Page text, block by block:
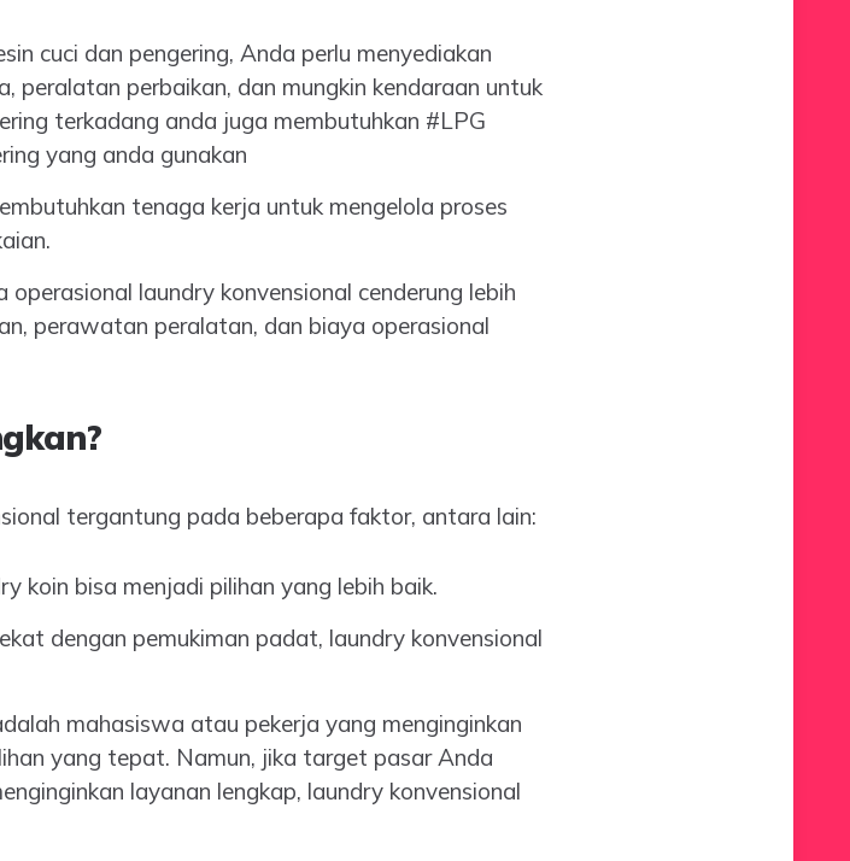
cuci dan pengering, Anda perlu menyediakan
peralatan perbaikan, dan mungkin kendaraan untuk
terkadang anda juga membutuhkan #LPG
yang anda gunakan
tenaga kerja untuk mengelola proses
operasional laundry konvensional cenderung lebih
perawatan peralatan, dan biaya operasional
tergantung pada beberapa faktor, antara lain:
koin bisa menjadi pilihan yang lebih baik.
dengan pemukiman padat, laundry konvensional
mahasiswa atau pekerja yang menginginkan
yang tepat. Namun, jika target pasar Anda
layanan lengkap, laundry konvensional